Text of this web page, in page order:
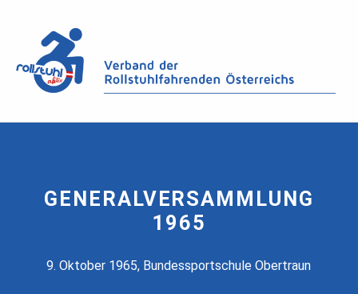
GENERALVERSAMMLUNG
1965
9. Oktober 1965, Bundessportschule Obertraun